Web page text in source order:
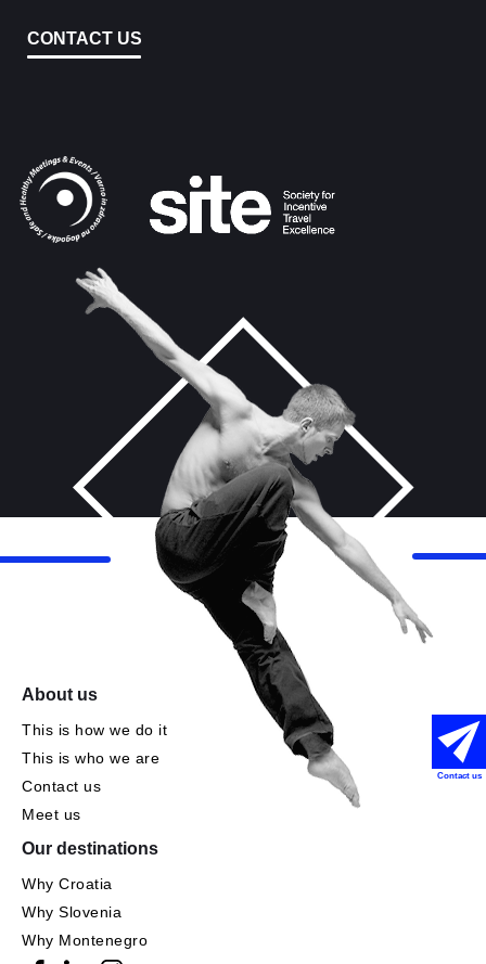
CONTACT US
About us
This is how we do it
This is who we are
Contact us
Meet us
Our destinations
Why Croatia
Why Slovenia
Why Montenegro
Contact us